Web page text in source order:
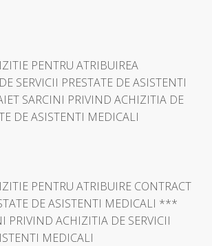
PENTRU ATRIBUIREA
SERVICII PRESTATE DE ASISTENTI
SARCINI PRIVIND ACHIZITIA DE
DE ASISTENTI MEDICALI
PENTRU ATRIBUIRE CONTRACT
DE ASISTENTI MEDICALI ***
PRIVIND ACHIZITIA DE SERVICII
MEDICALI